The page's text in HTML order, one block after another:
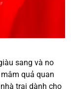
sang và no
quả quan
trai dành cho